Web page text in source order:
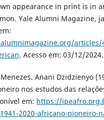
appearance in print is in
Yale Alumni Magazine,
articles/
. Acesso em: 03/12/2024.
Menezes. Anani Dzidzienyo
nos estudos das
em: https://
2020-africano-pioneiro-